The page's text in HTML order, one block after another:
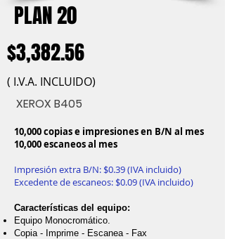
PLAN 20
$3,382.56
( I.V.A. INCLUIDO)
XEROX B405
10,000 copias e impresiones en B/N al mes
10,000 escaneos al mes
Impresión extra B/N: $0.39 (IVA incluido)
Excedente de escaneos: $0.09 (IVA incluido)
Características del equipo:
Equipo Monocromático.
Copia - Imprime - Escanea - Fax